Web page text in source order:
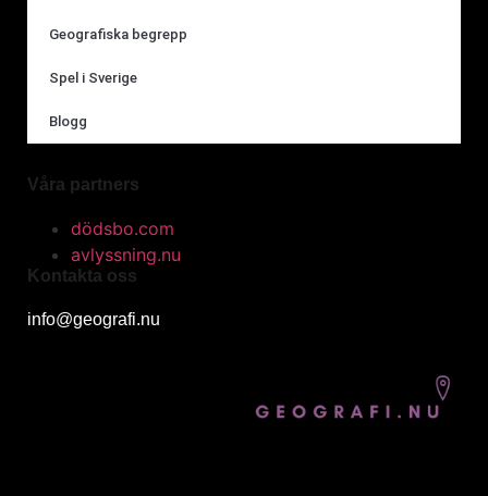
Geografiska begrepp
Spel i Sverige
Blogg
Våra partners
dödsbo.com
avlyssning.nu
Kontakta oss
info@geografi.nu